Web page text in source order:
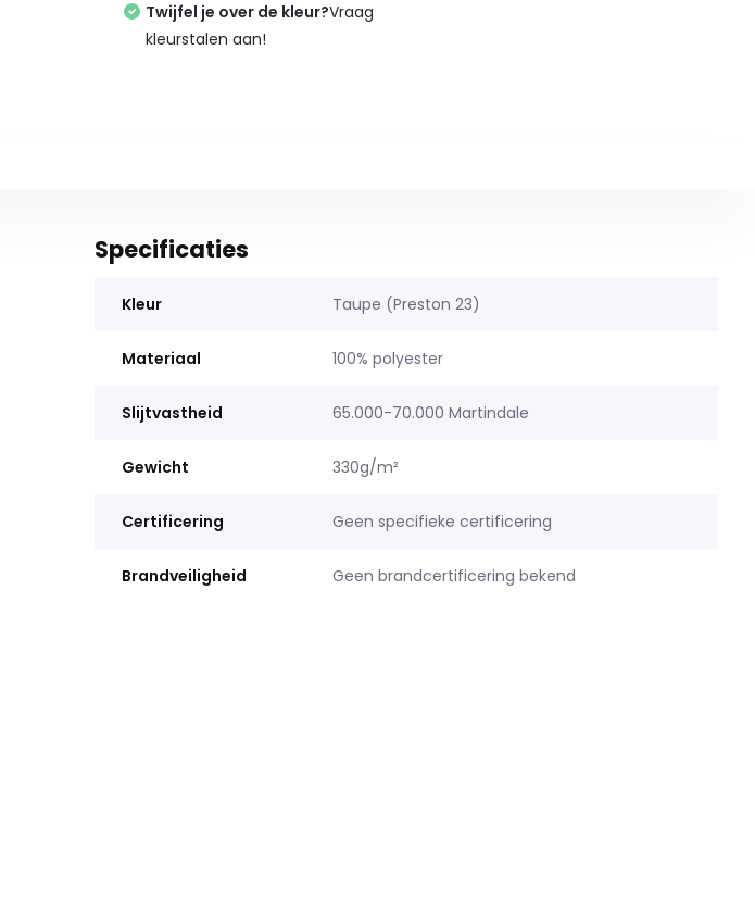
Twijfel je over de kleur?Vraag
kleurstalen aan!
Specificaties
Kleur Taupe (Preston 23)
Materiaal 100% polyester
Slijtvastheid 65.000-70.000 Martindale
Gewicht 330g/m²
Certificering Geen specifieke certificering
Brandveiligheid Geen brandcertificering bekend